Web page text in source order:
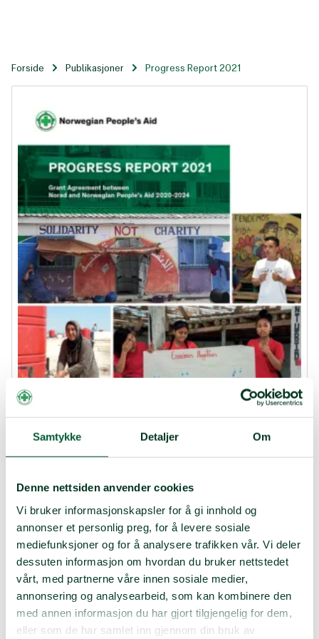
Samtykke Detaljer Om
Denne nettsiden anvender cookies
Vi bruker informasjonskapsler for å gi innhold og
annonser et personlig preg, for å levere sosiale
mediefunksjoner og for å analysere trafikken vår. Vi deler
dessuten informasjon om hvordan du bruker nettstedet
vårt, med partnerne våre innen sosiale medier,
annonsering og analysearbeid, som kan kombinere den
med annen informasjon du har gjort tilgjengelig for dem,
eller som de har samlet inn gjennom din bruk av
Forside Publikasjoner Progress Report 2021
Progress Report 2021
Utviklingssamarbeid
Progress Report 2021
Cooperation Agreement between Norwegian People’s
Aid and Norad 2020-2024
QZA 0878 QZA 19 0262 Norad Global Progress Report 2021
FINAL.pdf